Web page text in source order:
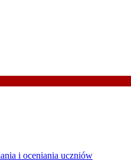
i oceniania uczniów